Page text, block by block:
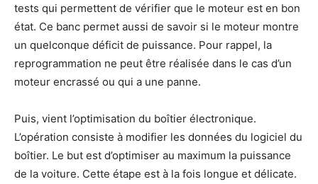
tests qui permettent de vérifier que le moteur est en bon
état. Ce banc permet aussi de savoir si le moteur montre
un quelconque déficit de puissance. Pour rappel, la
reprogrammation ne peut être réalisée dans le cas d’un
moteur encrassé ou qui a une panne.
Puis, vient l’optimisation du boîtier électronique.
L’opération consiste à modifier les données du logiciel du
boîtier. Le but est d’optimiser au maximum la puissance
de la voiture. Cette étape est à la fois longue et délicate.